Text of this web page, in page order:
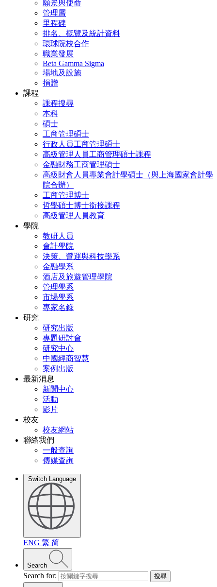
願景與使命
管理層
里程碑
排名、概覽及統計資料
環球院校合作
職業發展
Beta Gamma Sigma
場地及設施
捐贈
課程
課程搜尋
本科
碩士
工商管理碩士
行政人員工商管理碩士
高級管理人員工商管理碩士課程
金融財務工商管理碩士
高級財會人員專業會計學碩士（與上海國家會計學
院合辦）
工商管理博士
哲學碩士博士銜接課程
高級管理人員教育
學院
教研人員
會計學院
決策、營運與科技學系
金融學系
酒店及旅遊管理學院
管理學系
市場學系
專家名錄
研究
研究出版
專題研討會
研究中心
中國經商智慧
案例出版
最新消息
新聞中心
活動
影片
校友
校友網站
聯絡我們
一般查詢
傳媒查詢
Switch Language
ENG 繁 简
Search
Search for: 搜尋